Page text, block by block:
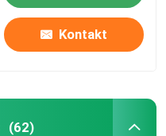
Kontakt
(62)